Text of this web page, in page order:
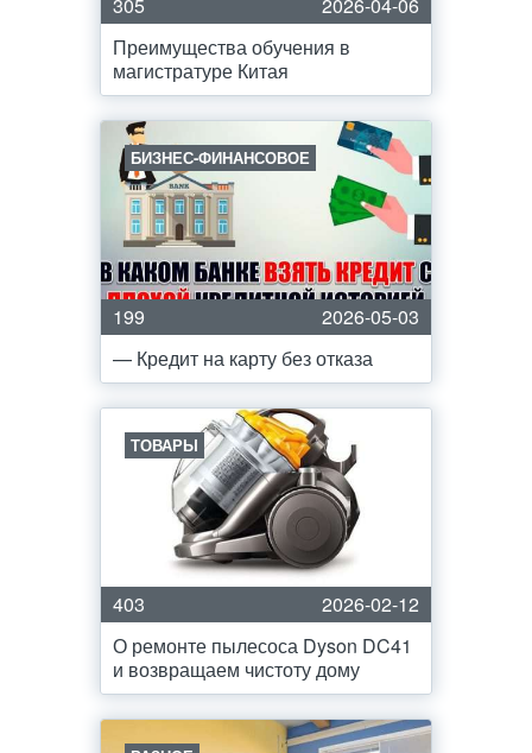
Преимущества обучения в
магистратуре Китая
БИЗНЕС-ФИНАНСОВОЕ
199
2026-05-03
— Кредит на карту без отказа
ТОВАРЫ
403
2026-02-12
О ремонте пылесоса Dyson DC41
и возвращаем чистоту дому